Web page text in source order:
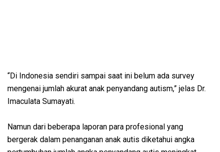
“Di Indonesia sendiri sampai saat ini belum ada survey
mengenai jumlah akurat anak penyandang autism,” jelas Dr.
Imaculata Sumayati.
Namun dari beberapa laporan para profesional yang
bergerak dalam penanganan anak autis diketahui angka